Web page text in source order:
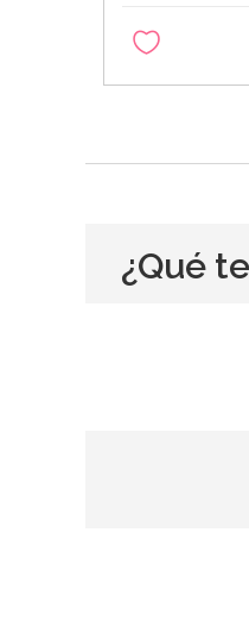
¿Qué